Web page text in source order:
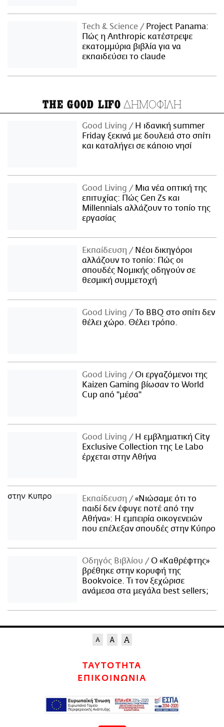
Τech & Science
Project Panama:
Πώς η Anthropic κατέστρεψε
εκατομμύρια βιβλία για να
εκπαιδεύσει το claude
THE GOOD LIFO ΔΗΜΟΦΙΛΗ
Good Living
Η ιδανική summer
Friday ξεκινά με δουλειά στο σπίτι
και καταλήγει σε κάποιο νησί
Good Living
Μια νέα οπτική της
επιτυχίας: Πώς Gen Zs και
Millennials αλλάζουν το τοπίο της
εργασίας
Εκπαίδευση
Νέοι δικηγόροι
αλλάζουν το τοπίο: Πώς οι
σπουδές Νομικής οδηγούν σε
θεσμική συμμετοχή
Good Living
Το BBQ στο σπίτι δεν
θέλει χώρο. Θέλει τρόπο.
Good Living
Οι εργαζόμενοι της
Kaizen Gaming βίωσαν το World
Cup από "μέσα"
Good Living
Η εμβληματική City
Exclusive Collection της Le Labo
έρχεται στην Αθήνα
Εκπαίδευση
«Νιώσαμε ότι το
παιδί δεν έφυγε ποτέ από την
Αθήνα»: Η εμπειρία οικογενειών
που επέλεξαν σπουδές στην Κύπρο
Οδηγός Βιβλίου
Ο «Καθρέφτης»
βρέθηκε στην κορυφή της
Bookvoice. Τι τον ξεχώρισε
ανάμεσα στα μεγάλα best sellers;
ΤΑΥΤΟΤΗΤΑ
ΕΠΙΚΟΙΝΩΝΙΑ